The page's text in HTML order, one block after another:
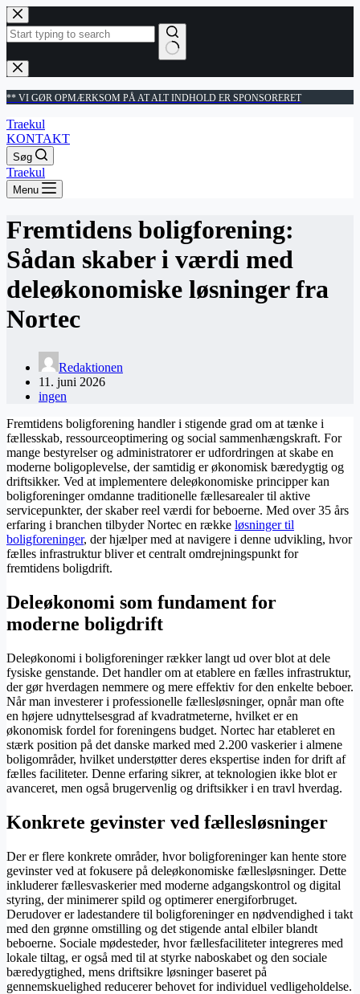
Fortsæt
til
indhold
Ingen
resultater
** VI GØR OPMÆRKSOM PÅ AT ALT INDHOLD ER SPONSORERET
Traekul
KONTAKT
Søg
Traekul
Menu
Fremtidens boligforening:
Sådan skaber i værdi med
deleøkonomiske løsninger fra
Nortec
Redaktionen
11. juni 2026
ingen
Fremtidens boligforening handler i stigende grad om at tænke i
fællesskab, ressourceoptimering og social sammenhængskraft. For
mange bestyrelser og administratorer er udfordringen at skabe en
moderne boligoplevelse, der samtidig er økonomisk bæredygtig og
driftsikker. Ved at implementere deleøkonomiske principper kan
boligforeninger omdanne traditionelle fællesarealer til aktive
servicepunkter, der skaber reel værdi for beboerne. Med over 35 års
erfaring i branchen tilbyder Nortec en række løsninger til
boligforeninger, der hjælper med at navigere i denne udvikling, hvor
fælles infrastruktur bliver et centralt omdrejningspunkt for
fremtidens boligdrift.
Deleøkonomi som fundament for
moderne boligdrift
Deleøkonomi i boligforeninger rækker langt ud over blot at dele
fysiske genstande. Det handler om at etablere en fælles infrastruktur,
der gør hverdagen nemmere og mere effektiv for den enkelte beboer.
Når man investerer i professionelle fællesløsninger, opnår man ofte
en højere udnyttelsesgrad af kvadratmeterne, hvilket er en
økonomisk fordel for foreningens budget. Nortec har etableret en
stærk position på det danske marked med 2.200 vaskerier i almene
boligområder, hvilket understøtter deres ekspertise inden for drift af
fælles faciliteter. Denne erfaring sikrer, at teknologien ikke blot er
avanceret, men også brugervenlig og driftsikker i en travl hverdag.
Konkrete gevinster ved fællesløsninger
Der er flere konkrete områder, hvor boligforeninger kan hente store
gevinster ved at fokusere på deleøkonomiske fællesløsninger. Dette
inkluderer fællesvaskerier med moderne adgangskontrol og digital
styring, der minimerer spild og optimerer energiforbruget.
Derudover er ladestandere til boligforeninger en nødvendighed i takt
med den grønne omstilling og det stigende antal elbiler blandt
beboerne. Sociale mødesteder, hvor fællesfaciliteter integreres med
lokale tiltag, er også med til at styrke naboskabet og den sociale
bæredygtighed, mens driftsikre løsninger baseret på
gennemskuelighed reducerer behovet for individuel vedligeholdelse.